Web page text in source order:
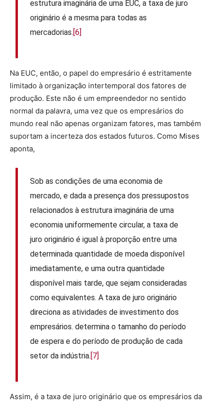
estrutura imaginária de uma EUC, a taxa de juro
originário é a mesma para todas as
mercadorias.[6]
Na EUC, então, o papel do empresário é estritamente
limitado à organização intertemporal dos fatores de
produção. Este não é um empreendedor no sentido
normal da palavra, uma vez que os empresários do
mundo real não apenas organizam fatores, mas também
suportam a incerteza dos estados futuros. Como Mises
aponta,
Sob as condições de uma economia de
mercado, e dada a presença dos pressupostos
relacionados à estrutura imaginária de uma
economia uniformemente circular, a taxa de
juro originário é igual à proporção entre uma
determinada quantidade de moeda disponível
imediatamente, e uma outra quantidade
disponível mais tarde, que sejam consideradas
como equivalentes. A taxa de juro originário
direciona as atividades de investimento dos
empresários. determina o tamanho do período
de espera e do período de produção de cada
setor da indústria.[7]
Assim, é a taxa de juro originário que os empresários da